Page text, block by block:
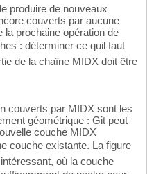
produire de nouveaux
couverts par aucune
prochaine opération de
: déterminer ce quil faut
de la chaîne MIDX doit être
couverts par MIDX sont les
géométrique : Git peut
couche MIDX
couche existante. La figure
où la couche